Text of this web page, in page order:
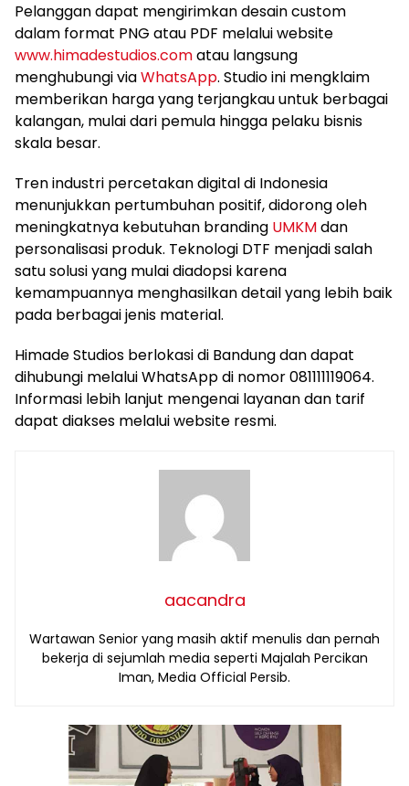
Pelanggan dapat mengirimkan desain custom
dalam format PNG atau PDF melalui website
www.himadestudios.comatau langsung
menghubungi viaWhatsApp. Studio ini mengklaim
memberikan harga yang terjangkau untuk berbagai
kalangan, mulai dari pemula hingga pelaku bisnis
skala besar.
Tren industri percetakan digital di Indonesia
menunjukkan pertumbuhan positif, didorong oleh
meningkatnya kebutuhan branding UMKMdan
personalisasi produk. Teknologi DTF menjadi salah
satu solusi yang mulai diadopsi karena
kemampuannya menghasilkan detail yang lebih baik
pada berbagai jenis material.
Himade Studios berlokasi di Bandung dan dapat
dihubungi melalui WhatsApp di nomor 081111119064.
Informasi lebih lanjut mengenai layanan dan tarif
dapat diakses melalui website resmi.
aacandra
Wartawan Senior yang masih aktif menulis dan pernah
bekerja di sejumlah media seperti Majalah Percikan
Iman, Media Official Persib.